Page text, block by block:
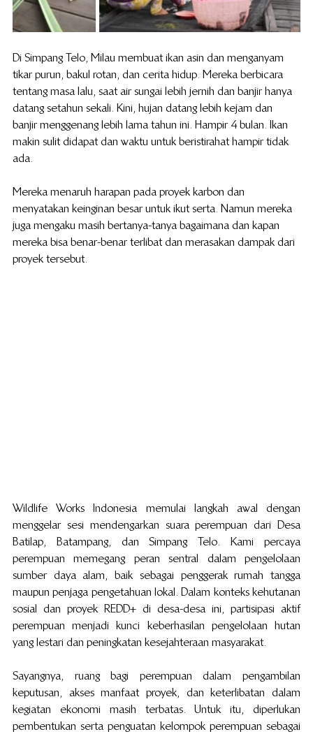
Di  Simpang Telo, Milau membuat ikan asin dan menganyam
tikar purun, bakul rotan, dan cerita hidup. Mereka berbicara
tentang masa lalu, saat air sungai  lebih jernih dan banjir hanya
datang setahun sekali. Kini, hujan datang lebih kejam dan
banjir menggenang lebih lama tahun ini. Hampir 4 bulan. Ikan
makin sulit didapat dan waktu untuk beristirahat hampir tidak
ada.
Mereka menaruh harapan pada proyek karbon dan
menyatakan keinginan besar untuk ikut serta. Namun mereka
juga mengaku masih bertanya-tanya bagaimana dan kapan
mereka bisa benar-benar terlibat dan merasakan dampak dari
proyek tersebut.
Wildlife Works Indonesia memulai langkah awal dengan
menggelar sesi mendengarkan suara perempuan dari Desa
Batilap, Batampang, dan Simpang Telo. Kami percaya
perempuan memegang peran sentral dalam pengelolaan
sumber daya alam, baik sebagai penggerak rumah tangga
maupun penjaga pengetahuan lokal. Dalam konteks kehutanan
sosial dan proyek REDD+ di desa-desa ini, partisipasi aktif
perempuan menjadi kunci keberhasilan pengelolaan hutan
yang lestari dan peningkatan kesejahteraan masyarakat.
Sayangnya, ruang bagi perempuan dalam pengambilan
keputusan, akses manfaat proyek, dan keterlibatan dalam
kegiatan ekonomi masih terbatas. Untuk itu, diperlukan
pembentukan serta penguatan kelompok perempuan sebagai